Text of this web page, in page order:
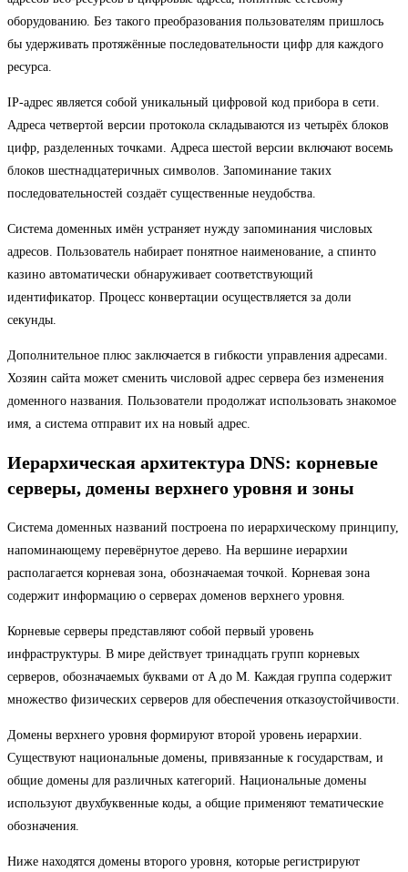
оборудованию. Без такого преобразования пользователям пришлось
бы удерживать протяжённые последовательности цифр для каждого
ресурса.
IP-адрес является собой уникальный цифровой код прибора в сети.
Адреса четвертой версии протокола складываются из четырёх блоков
цифр, разделенных точками. Адреса шестой версии включают восемь
блоков шестнадцатеричных символов. Запоминание таких
последовательностей создаёт существенные неудобства.
Система доменных имён устраняет нужду запоминания числовых
адресов. Пользователь набирает понятное наименование, а спинто
казино автоматически обнаруживает соответствующий
идентификатор. Процесс конвертации осуществляется за доли
секунды.
Дополнительное плюс заключается в гибкости управления адресами.
Хозяин сайта может сменить числовой адрес сервера без изменения
доменного названия. Пользователи продолжат использовать знакомое
имя, а система отправит их на новый адрес.
Иерархическая архитектура DNS: корневые
серверы, домены верхнего уровня и зоны
Система доменных названий построена по иерархическому принципу,
напоминающему перевёрнутое дерево. На вершине иерархии
располагается корневая зона, обозначаемая точкой. Корневая зона
содержит информацию о серверах доменов верхнего уровня.
Корневые серверы представляют собой первый уровень
инфраструктуры. В мире действует тринадцать групп корневых
серверов, обозначаемых буквами от A до M. Каждая группа содержит
множество физических серверов для обеспечения отказоустойчивости.
Домены верхнего уровня формируют второй уровень иерархии.
Существуют национальные домены, привязанные к государствам, и
общие домены для различных категорий. Национальные домены
используют двухбуквенные коды, а общие применяют тематические
обозначения.
Ниже находятся домены второго уровня, которые регистрируют